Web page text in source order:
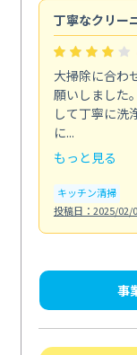
丁寧なクリー
大掃除に合わ
願いしました
して丁寧に洗
に...
もっと見る
キッチン清掃
投稿日：2025/02/
事